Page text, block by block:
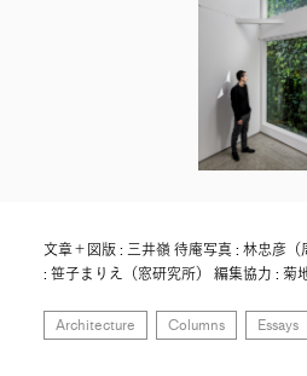
文章＋図版 : 三井嶺 待庵写真 : 林忠彦
: 笹子まりえ（窓研究所） 編集協力 : 菊
Architecture Columns Essays